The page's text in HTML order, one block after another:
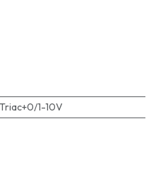
1-10V